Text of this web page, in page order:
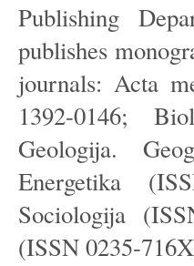
Publishing
publishes
journals: Acta
1392-0146;
Geologija.
Energetika
Sociologija
(ISSN 0235-